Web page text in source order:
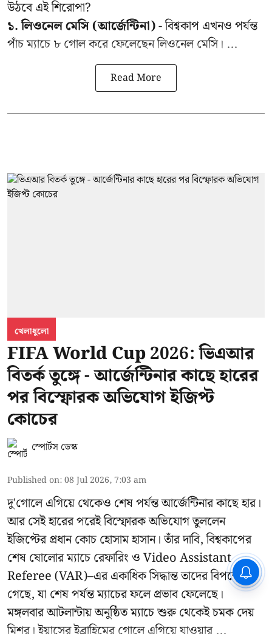
উঠবে এই শিরোপা?
১. লিওনেল মেসি (আর্জেন্টিনা)- বিশ্বকাপ এখনও পর্যন্ত
পাঁচ ম্যাচে ৮ গোল করে ফেলেছেন লিওনেল মেসি। ...
Read More
খেলাধুলো
FIFA World Cup 2026: ভিএআর
বিতর্ক তুঙ্গে - আর্জেন্টিনার কাছে হারের
পর বিস্ফোরক অভিযোগ ইজিপ্ট
কোচের
স্পোর্টস ডেস্ক
Published on:08 Jul 2026, 7:03 am
দু'গোলে এগিয়ে থেকেও শেষ পর্যন্ত আর্জেন্টিনার কাছে হার।
আর সেই হারের পরেই বিস্ফোরক অভিযোগ তুললেন
ইজিপ্টের প্রধান কোচ হোসাম হাসান। তাঁর দাবি, বিশ্বকাপের
শেষ ষোলোর ম্যাচে রেফারিং ও Video Assistant
Referee (VAR)–এর একাধিক সিদ্ধান্ত তাদের বিপক্ষে
গেছে, যা শেষ পর্যন্ত ম্যাচের ফলে প্রভাব ফেলেছে।
মঙ্গলবার আটলান্টায় অনুষ্ঠিত ম্যাচে শুরু থেকেই চমক দেয়
CPIM: ৬০ লক্ষ নাম বিবেচনাধীন রেখে
ভোট ঘোষণার প্রতিবাদ - আদালতের
দ্বারস্থ হবে সিপিআইএম